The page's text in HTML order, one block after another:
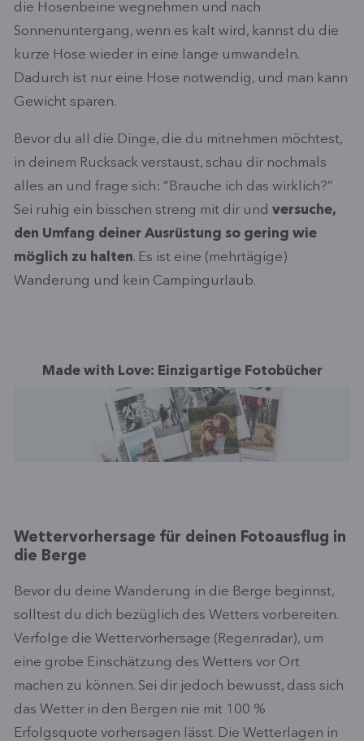
die Hosenbeine wegnehmen und nach
Sonnenuntergang, wenn es kalt wird, kannst du die
kurze Hose wieder in eine lange umwandeln.
Dadurch ist nur eine Hose notwendig, und man kann
Gewicht sparen.
Bevor du all die Dinge, die du mitnehmen möchtest,
in deinem Rucksack verstaust, schau dir nochmals
alles an und frage sich: “Brauche ich das wirklich?”
Sei ruhig ein bisschen streng mit dir und versuche,
den Umfang deiner Ausrüstung so gering wie
möglich zu halten. Es ist eine (mehrtägige)
Wanderung und kein Campingurlaub.
Made with Love: Einzigartige Fotobücher
Wettervorhersage für deinen Fotoausflug in
die Berge
Bevor du deine Wanderung in die Berge beginnst,
solltest du dich bezüglich des Wetters vorbereiten.
Verfolge die Wettervorhersage (Regenradar), um
eine grobe Einschätzung des Wetters vor Ort
machen zu können. Sei dir jedoch bewusst, dass sich
das Wetter in den Bergen nie mit 100 %
Erfolgsquote vorhersagen lässt. Die Wetterlagen in